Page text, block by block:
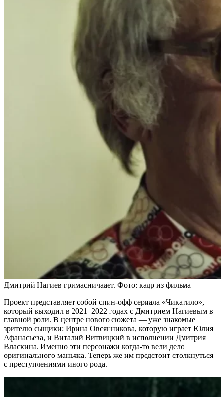
Дмитрий Нагиев гримасничаает. Фото: кадр из фильма
Проект представляет собой спин-офф сериала «Чикатило»,
который выходил в 2021–2022 годах с Дмитрием Нагиевым в
главной роли. В центре нового сюжета — уже знакомые
зрителю сыщики: Ирина Овсянникова, которую играет Юлия
Афанасьева, и Виталий Витвицкий в исполнении Дмитрия
Власкина. Именно эти персонажи когда-то вели дело
оригинального маньяка. Теперь же им предстоит столкнуться
с преступлениями иного рода.